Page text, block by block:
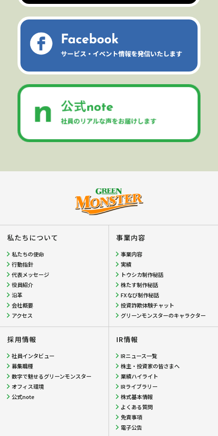
私たちについて
私たちの使命
行動指針
代表メッセージ
役員紹介
沿革
会社概要
アクセス
事業内容
事業内容
実績
トウシカ制作秘話
株たす制作秘話
FXなび制作秘話
投資詐欺体験チャット
グリーンモンスターのキャラクター
採用情報
社員インタビュー
募集職種
数字で魅せるグリーンモンスター
オフィス環境
公式note
IR情報
IRニュース一覧
株主・投資家の皆さまへ
業績ハイライト
IRライブラリー
株式基本情報
よくある質問
免責事項
電子公告